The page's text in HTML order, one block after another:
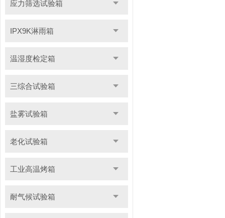
应力筛选试验箱
IPX9K淋雨箱
温湿度检定箱
三综合试验箱
盐雾试验箱
老化试验箱
工业高温烤箱
耐气候试验箱